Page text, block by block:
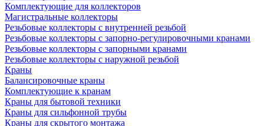
Комплектующие для коллекторов
Магистральные коллекторы
Резьбовые коллекторы с внутренней резьбой
Резьбовые коллекторы с запорно-регулировочными кранами
Резьбовые коллекторы с запорными кранами
Резьбовые коллекторы с наружной резьбой
Краны
Балансировочные краны
Комплектующие к кранам
Краны для бытовой техники
Краны для сильфонной трубы
Краны для скрытого монтажа